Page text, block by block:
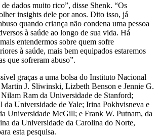
dados muito rico”, disse Shenk. “Os
insights dele por anos. Dito isso, já
quando criança não condena uma pessoa
à saúde ao longo de sua vida. Há
entendermos sobre quem sofre
à saúde, mais bem equipados estaremos
que sofreram abuso”.
graças a uma bolsa do Instituto Nacional
J. Sliwinski, Lizbeth Benson e Jennie G.
Ram da Universidade de Stanford;
da Universidade de Yale; Irina Pokhvisneva e
Universidade McGill; e Frank W. Putnam, da
da Universidade da Carolina do Norte,
esta pesquisa.